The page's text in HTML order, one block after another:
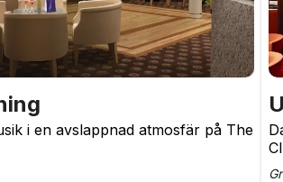
i en avslappnad atmosfär på The